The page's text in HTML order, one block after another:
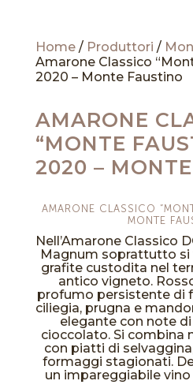
Home/ Produttori /
Amarone Classico
2020 – Monte Faustino
AMARONE
“MONTE
2020 –
AMARONE CLASSICO
MONTE
Nell’Amarone Classico
Magnum soprattutto si
grafite custodita nel
antico vigneto.
profumo persistente di
ciliegia, prugna e
elegante con note
cioccolato. Si combina
con piatti di
formaggi stagionati.
un impareggiabile